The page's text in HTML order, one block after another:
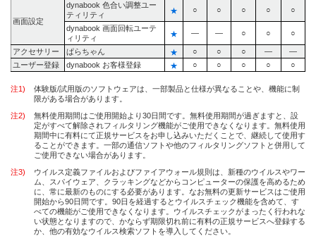
画面設定
dynabook 色合い調整ユー
ティリティ
★ ○ ○ ○ ○ ○
dynabook 画面回転ユーテ
ィリティ
★ ― ― ○ ○ ○
アクセサリー ぱらちゃん ★ ○ ○ ○ ―
―
ユーザー登録
dynabook お客様登録 ★ ○ ○ ○ ○ ○
注1)
体験版/試用版のソフトウェアは、一部製品と仕様が異なることや、機能に制
限がある場合があります。
注2)
無料使用期間はご使用開始より30日間です。無料使用期間が過ぎますと、設
定がすべて解除されフィルタリング機能がご使用できなくなります。無料使用
期間中に有料にて正規サービスをお申し込みいただくことで、継続して使用す
ることができます。一部の通信ソフトや他のフィルタリングソフトと併用して
ご使用できない場合があります。
注3)
ウイルス定義ファイルおよびファイアウォール規則は、新種のウイルスやワー
ム、スパイウェア、クラッキングなどからコンピューターの保護を高めるため
に、常に最新のものにする必要があります。なお無料の更新サービスはご使用
開始から90日間です。90日を経過するとウイルスチェック機能を含めて、す
べての機能がご使用できなくなります。ウイルスチェックがまったく行われな
い状態となりますので、かならず期限切れ前に有料の正規サービスへ登録する
か、他の有効なウイルス検索ソフトを導入してください。